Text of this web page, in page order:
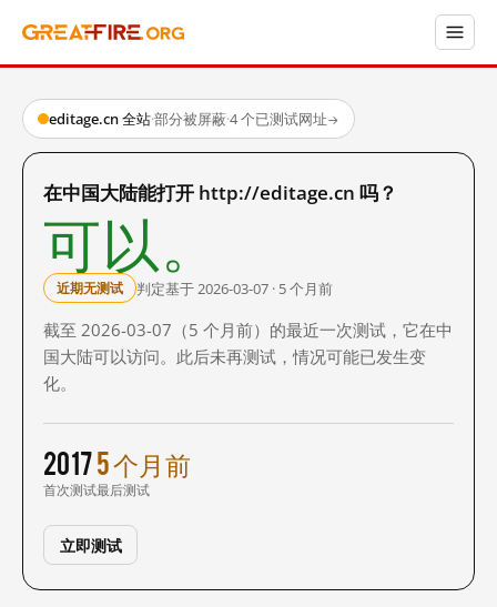
editage.cn 全站·部分被屏蔽·4 个已测试网址→
在中国大陆能打开 http://editage.cn 吗？
可以。
近期无测试 判定基于 2026-03-07 · 5 个月前
截至 2026-03-07（5 个月前）的最近一次测试，它在中
国大陆可以访问。此后未再测试，情况可能已发生变
化。
2017
首次测试
5 个月前
最后测试
立即测试